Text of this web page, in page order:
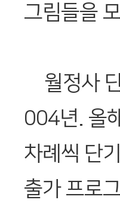
그림들을
월정사
004년. 올
차례씩 단
출가 프로